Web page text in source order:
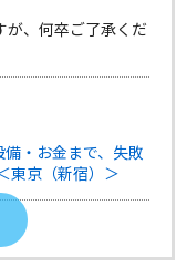
が、何卒ご了承くだ
備・お金まで、失敗
東京（新宿）＞